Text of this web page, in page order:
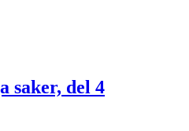
saker, del 4